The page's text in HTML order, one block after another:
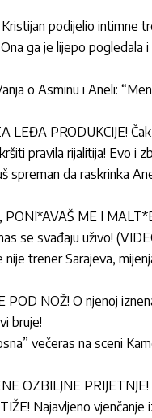
podijelio intimne
ga je lijepo pogledala i
o Asminu i Aneli:
LEĐA PRODUKCIJE!
pravila rijalitija! Evo i
spreman da raskrinka
PONI*AVAŠ ME I
se svađaju uživo!
trener Sarajeva,
POD NOŽ! O njenoj
bruje!
večeras na sceni
OZBILJNE PRIJETNJE!
Najavljeno vjenčanje